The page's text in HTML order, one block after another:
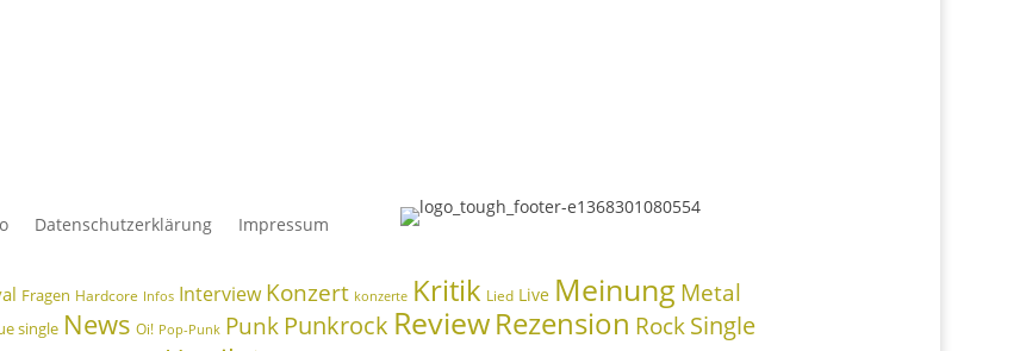
Datenschutzerklärung Impressum
Fragen Hardcore Infos Interview Konzert konzerte Kritik Lied Live Meinung Metal
single News Oi! Pop-Punk Punk Punkrock ReviewRezension RockSingle